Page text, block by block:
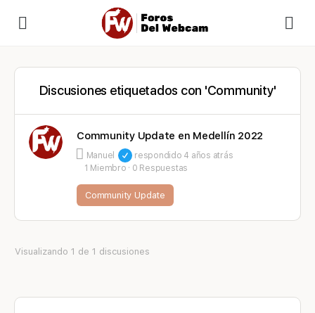
Discusiones etiquetados con 'Community'
Community Update en Medellín 2022
Manuel respondido 4 años atrás
1 Miembro · 0 Respuestas
Community Update
Visualizando 1 de 1 discusiones